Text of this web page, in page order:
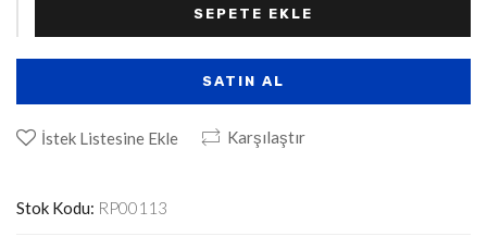
SEPETE EKLE
SATIN AL
İstek Listesine Ekle Karşılaştır
Stok Kodu: RP00113